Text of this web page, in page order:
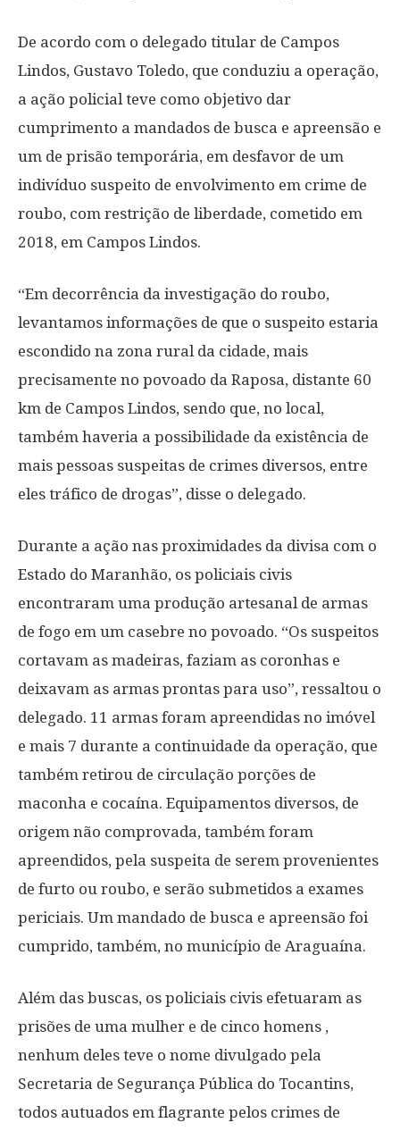
De acordo com o delegado titular de Campos
Lindos, Gustavo Toledo, que conduziu a operação,
a ação policial teve como objetivo dar
cumprimento a mandados de busca e apreensão e
um de prisão temporária, em desfavor de um
indivíduo suspeito de envolvimento em crime de
roubo, com restrição de liberdade, cometido em
2018, em Campos Lindos.
“Em decorrência da investigação do roubo,
levantamos informações de que o suspeito estaria
escondido na zona rural da cidade, mais
precisamente no povoado da Raposa, distante 60
km de Campos Lindos, sendo que, no local,
também haveria a possibilidade da existência de
mais pessoas suspeitas de crimes diversos, entre
eles tráfico de drogas”, disse o delegado.
Durante a ação nas proximidades da divisa com o
Estado do Maranhão, os policiais civis
encontraram uma produção artesanal de armas
de fogo em um casebre no povoado. “Os suspeitos
cortavam as madeiras, faziam as coronhas e
deixavam as armas prontas para uso”, ressaltou o
delegado. 11 armas foram apreendidas no imóvel
e mais 7 durante a continuidade da operação, que
também retirou de circulação porções de
maconha e cocaína. Equipamentos diversos, de
origem não comprovada, também foram
apreendidos, pela suspeita de serem provenientes
de furto ou roubo, e serão submetidos a exames
periciais. Um mandado de busca e apreensão foi
cumprido, também, no município de Araguaína.
Além das buscas, os policiais civis efetuaram as
prisões de uma mulher e de cinco homens ,
nenhum deles teve o nome divulgado pela
Secretaria de Segurança Pública do Tocantins,
todos autuados em flagrante pelos crimes de